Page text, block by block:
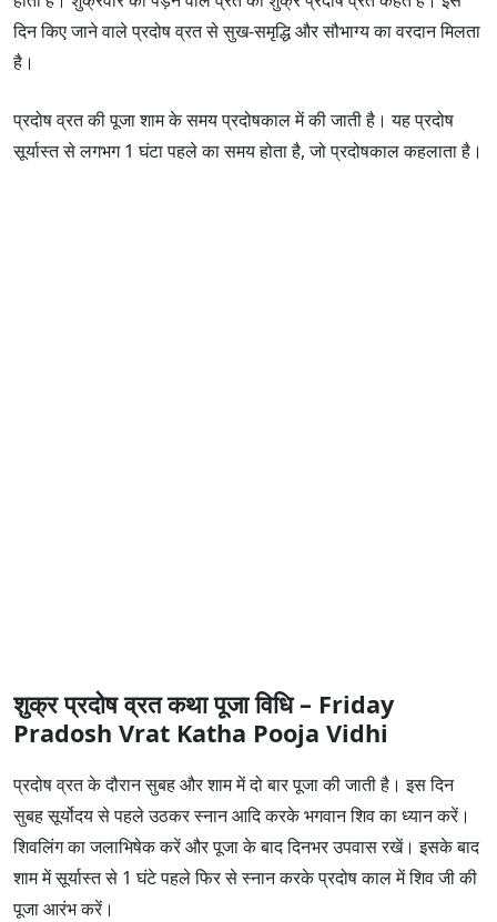
दिन किए जाने वाले प्रदोष व्रत से सुख-समृद्धि और सौभाग्य का वरदान मिलता
है।
प्रदोष व्रत की पूजा शाम के समय प्रदोषकाल में की जाती है। यह प्रदोष
सूर्यास्त से लगभग 1 घंटा पहले का समय होता है, जो प्रदोषकाल कहलाता है।
शुक्र प्रदोष व्रत कथा पूजा विधि – Friday
Pradosh Vrat Katha Pooja Vidhi
प्रदोष व्रत के दौरान सुबह और शाम में दो बार पूजा की जाती है। इस दिन
सुबह सूर्योदय से पहले उठकर स्नान आदि करके भगवान शिव का ध्यान करें।
शिवलिंग का जलाभिषेक करें और पूजा के बाद दिनभर उपवास रखें। इसके बाद
शाम में सूर्यास्त से 1 घंटे पहले फिर से स्नान करके प्रदोष काल में शिव जी की
पूजा आरंभ करें।